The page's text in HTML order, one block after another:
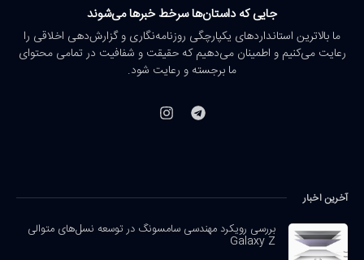
جایی که داستان‌ها سرخط خبرها می‌شوند
ما بالاترین استانداردهای یکپارچگی روزنامه‌نگاری و گزارش‌دهی اخلاقی را
رعایت می‌کنیم و اطمینان می‌دهیم که حقیقت و شفافیت در تمامی محتوای
ما برجسته و رعایت شود.
آخرین اخبار
بررسی رویکرد مهندسی سامسونگ در توسعه نسل‌های متوالی
Galaxy Z